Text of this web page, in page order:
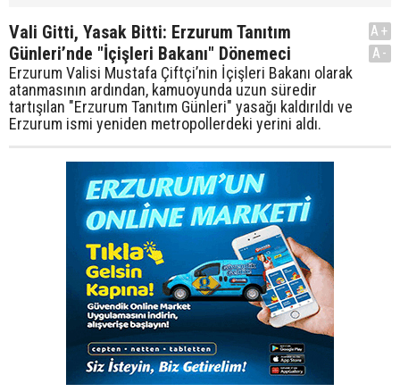
Vali Gitti, Yasak Bitti: Erzurum Tanıtım
Günleri’nde "İçişleri Bakanı" Dönemeci
Erzurum Valisi Mustafa Çiftçi’nin İçişleri Bakanı olarak
atanmasının ardından, kamuoyunda uzun süredir
tartışılan "Erzurum Tanıtım Günleri" yasağı kaldırıldı ve
Erzurum ismi yeniden metropollerdeki yerini aldı.
A+
A-